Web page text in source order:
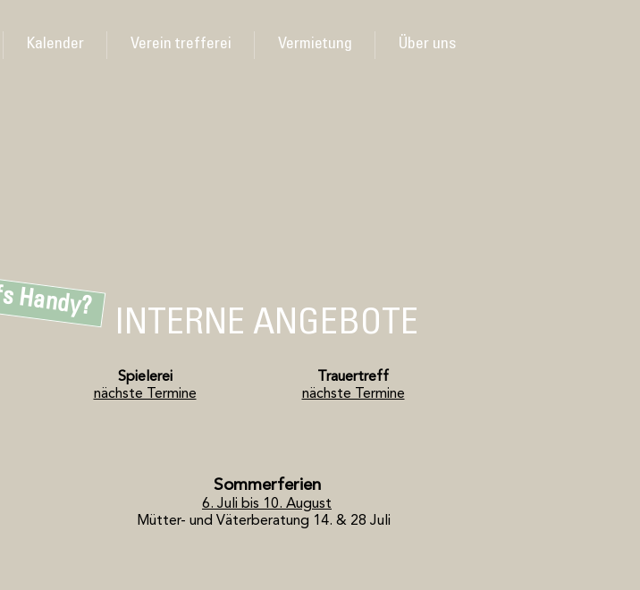
Kalender Verein trefferei Vermietung Über uns
INTERNE ANGEBOTE
Spielerei
nächste Termine
Trauertreff
nächste Termine
Handy?
Sommerferien
6. Juli bis 10. August
Mütter- und Väterberatung 14. & 28 Juli